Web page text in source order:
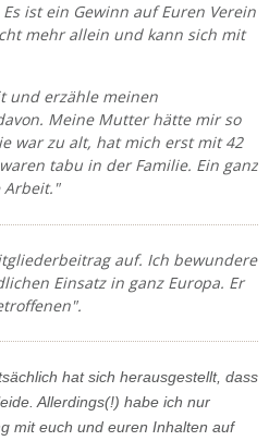
ist ein Gewinn auf Euren Verein
mehr allein und kann sich mit
und erzähle meinen
Meine Mutter hätte mir so
war zu alt, hat mich erst mit 42
tabu in der Familie. Ein ganz
Arbeit."
auf. Ich bewundere
Einsatz in ganz Europa. Er
hat sich herausgestellt, dass
Allerdings(!) habe ich nur
mit euch und euren Inhalten auf